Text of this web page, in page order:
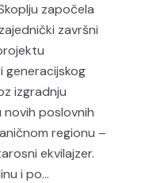
započela
završni
generacijskog
izgradnju
poslovnih
regionu –
ekvilajzer.
i po...